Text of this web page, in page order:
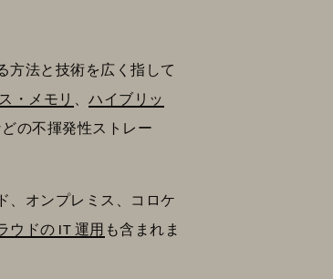
方法と技術を広く指して
・メモリ 、ハイブリッ
の不揮発性ストレー
、オンプレミス、コロケ
ウドの IT 運用 も含まれま